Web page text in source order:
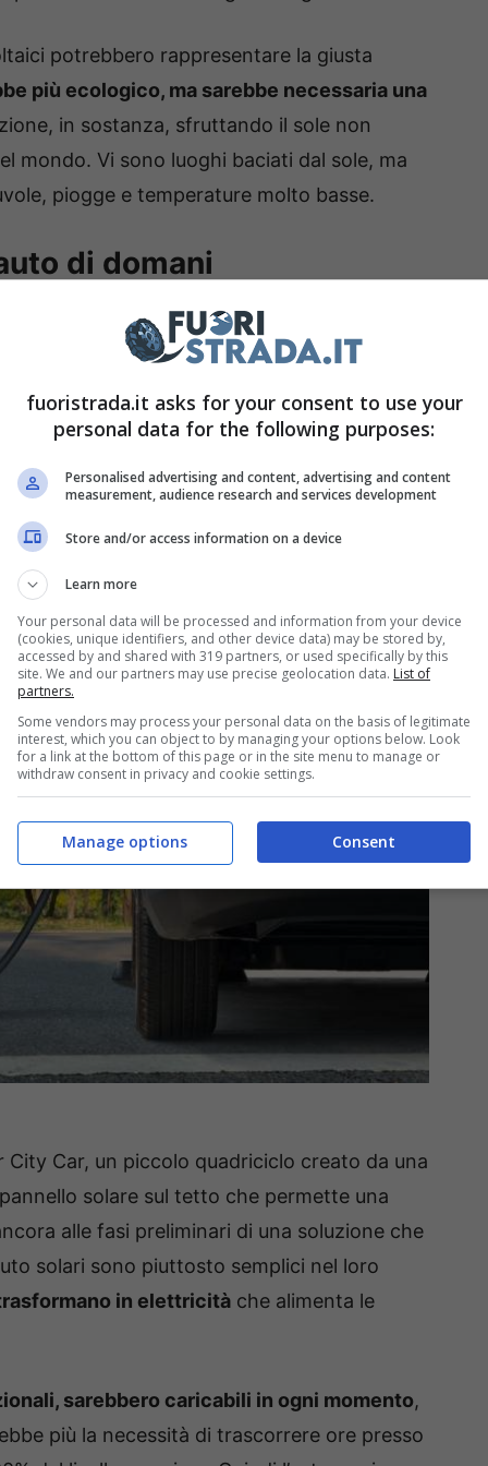
potrebbero rappresentare la giusta
più ecologico, ma sarebbe necessaria una
in sostanza, sfruttando il sole non
mondo. Vi sono luoghi baciati dal sole, ma
piogge e temperature molto basse.
di domani
investire in questa tecnologia. La Lightyear
promette un’autonomia di 725 km grazie ai
Si tratta di una assoluta eccezione in un
dell’energia.I prezzi non sono
versione più economica, circa 40mila euro e
in Europa.
Car, un piccolo quadriciclo creato da una
solare sul tetto che permette una
alle fasi preliminari di una soluzione che
solari sono piuttosto semplici nel loro
in elettricità che alimenta le
sarebbero caricabili in ogni momento,
più la necessità di trascorrere ore presso
fuoristrada.it asks for your consent to use your
personal data for the following purposes:
Personalised advertising and content, advertising and content
measurement, audience research and services development
Store and/or access information on a device
Learn more
Your personal data will be processed and information from your device
(cookies, unique identifiers, and other device data) may be stored by,
accessed by and shared with 319 partners, or used specifically by this
site. We and our partners may use precise geolocation data. List of
partners.
Some vendors may process your personal data on the basis of legitimate
interest, which you can object to by managing your options below. Look
for a link at the bottom of this page or in the site menu to manage or
withdraw consent in privacy and cookie settings.
Consent
Manage options